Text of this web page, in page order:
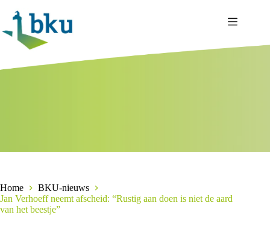
naar
inhoud
Home
BKU-nieuws
Jan Verhoeff neemt afscheid: “Rustig aan doen is niet de aard
van het beestje”